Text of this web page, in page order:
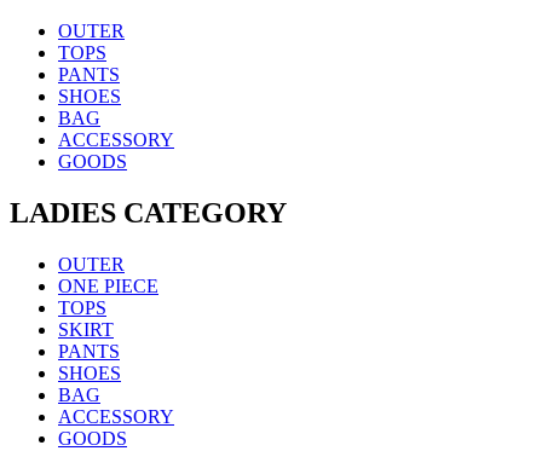
OUTER
TOPS
PANTS
SHOES
BAG
ACCESSORY
GOODS
LADIES CATEGORY
OUTER
ONE PIECE
TOPS
SKIRT
PANTS
SHOES
BAG
ACCESSORY
GOODS